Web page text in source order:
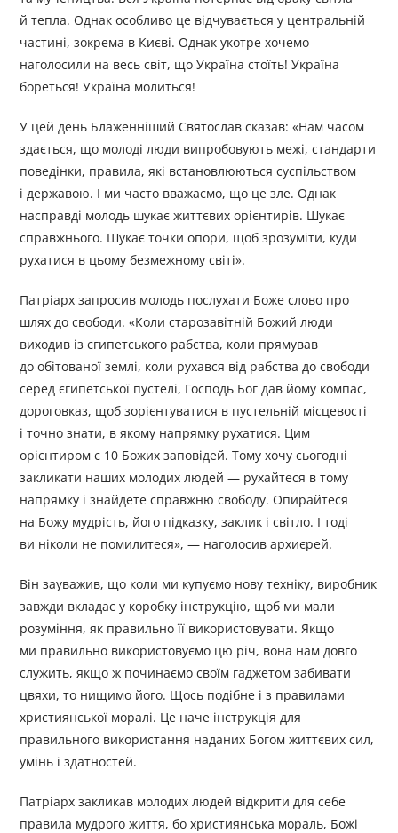
й тепла. Однак особливо це відчувається у центральній
частині, зокрема в Києві. Однак укотре хочемо
наголосили на весь світ, що Україна стоїть! Україна
бореться! Україна молиться!
У цей день Блаженніший Святослав сказав: «Нам часом
здається, що молоді люди випробовують межі, стандарти
поведінки, правила, які встановлюються суспільством
і державою. І ми часто вважаємо, що це зле. Однак
насправді молодь шукає життєвих орієнтирів. Шукає
справжнього. Шукає точки опори, щоб зрозуміти, куди
рухатися в цьому безмежному світі».
Патріарх запросив молодь послухати Боже слово про
шлях до свободи. «Коли старозавітній Божий люди
виходив із єгипетського рабства, коли прямував
до обітованої землі, коли рухався від рабства до свободи
серед єгипетської пустелі, Господь Бог дав йому компас,
дороговказ, щоб зорієнтуватися в пустельній місцевості
і точно знати, в якому напрямку рухатися. Цим
орієнтиром є 10 Божих заповідей. Тому хочу сьогодні
закликати наших молодих людей — рухайтеся в тому
напрямку і знайдете справжню свободу. Опирайтеся
на Божу мудрість, його підказку, заклик і світло. І тоді
ви ніколи не помилитеся», — наголосив архиєрей.
Він зауважив, що коли ми купуємо нову техніку, виробник
завжди вкладає у коробку інструкцію, щоб ми мали
розуміння, як правильно її використовувати. Якщо
ми правильно використовуємо цю річ, вона нам довго
служить, якщо ж починаємо своїм гаджетом забивати
цвяхи, то нищимо його. Щось подібне і з правилами
християнської моралі. Це наче інструкція для
правильного використання наданих Богом життєвих сил,
умінь і здатностей.
Патріарх закликав молодих людей відкрити для себе
правила мудрого життя, бо християнська мораль, Божі